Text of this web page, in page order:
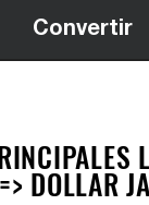
DOLLAR